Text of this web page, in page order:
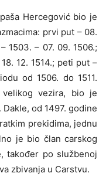
Hercegović bio je
prvi put – 08.
1503. – 07. 09. 1506.;
12. 1514.; peti put –
od 1506. do 1511.
vezira, bio je
od 1497. godine
prekidima, jednu
je bio član carskog
također po službenoj
zbivanja u Carstvu.